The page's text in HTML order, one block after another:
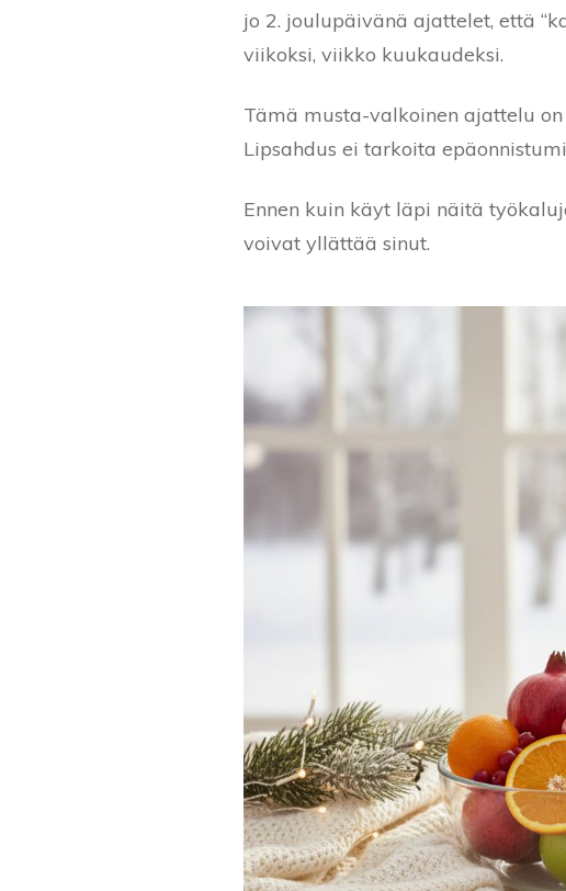
jo 2. joulupäivänä ajattelet, että
viikoksi, viikko kuukaudeksi.
Tämä musta-valkoinen ajattelu
Lipsahdus ei tarkoita
Ennen kuin käyt läpi näitä
voivat yllättää sinut.